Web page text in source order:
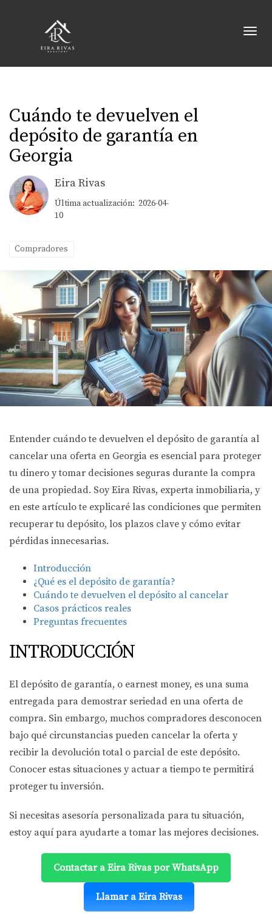
Cuándo te devuelven el
depósito de garantía en
Georgia
Eira Rivas
Última actualización: 2026-04-
10
Compradores
Entender cuándo te devuelven el depósito de garantía al
cancelar una oferta en Georgia es esencial para proteger
tu dinero y tomar decisiones seguras durante la compra
de una propiedad. Soy Eira Rivas, experta inmobiliaria, y
en este artículo te explicaré las condiciones que permiten
recuperar tu depósito, los plazos clave y cómo evitar
pérdidas innecesarias.
Introducción
¿Qué es el depósito de garantía?
Cuándo te devuelven el depósito al cancelar
Casos prácticos reales
Preguntas frecuentes
INTRODUCCIÓN
El depósito de garantía, o earnest money, es una suma
entregada para demostrar seriedad en una oferta de
compra. Sin embargo, muchos compradores desconocen
bajo qué circunstancias pueden cancelar la oferta y
recibir la devolución total o parcial de este depósito.
Conocer estas situaciones y actuar a tiempo te permitirá
proteger tu inversión.
Si necesitas asesoría personalizada para tu situación,
estoy aquí para ayudarte a tomar las mejores decisiones.
Contactar a Eira Rivas por WhatsApp
Llamar a Eira Rivas